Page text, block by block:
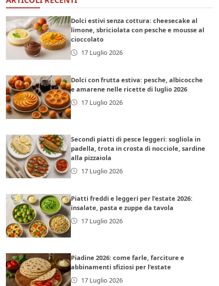
Dolci estivi senza cottura: cheesecake al
limone, sbriciolata con pesche e mousse al
cioccolato
17 Luglio 2026
Dolci con frutta estiva: pesche, albicocche
e amarene nelle ricette di luglio 2026
17 Luglio 2026
Secondi piatti di pesce leggeri: sogliola in
padella, trota in crosta di nocciole, sardine
alla pizzaiola
17 Luglio 2026
Piatti freddi e leggeri per l’estate 2026:
insalate, pasta e zuppe da tavola
17 Luglio 2026
Piadine 2026: come farle, farciture e
abbinamenti sfiziosi per l’estate
17 Luglio 2026